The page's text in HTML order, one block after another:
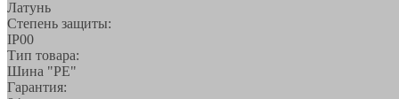
Латунь
Степень защиты:
IP00
Тип товара:
Шина "РЕ"
Гарантия: